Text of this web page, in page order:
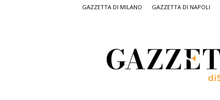
GAZZETTA DI MILANO GAZZETTA DI NAPOLI
Salerno,
il
quotidiano